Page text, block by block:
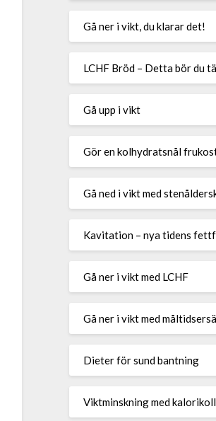
Gå ner i vikt, du klarar det!
LCHF Bröd – Detta bör du
Gå upp i vikt
Gör en kolhydratsnål
Gå ned i vikt med
Kavitation – nya tidens
Gå ner i vikt med LCHF
Gå ner i vikt med
Dieter för sund bantning
Viktminskning med kalorikoll